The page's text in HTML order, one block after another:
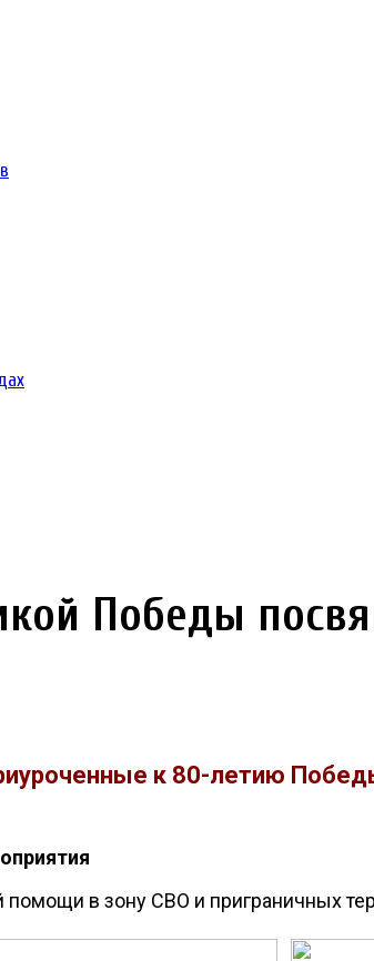
Победы
к 80-летию
помощи в зону СВО и приграничных